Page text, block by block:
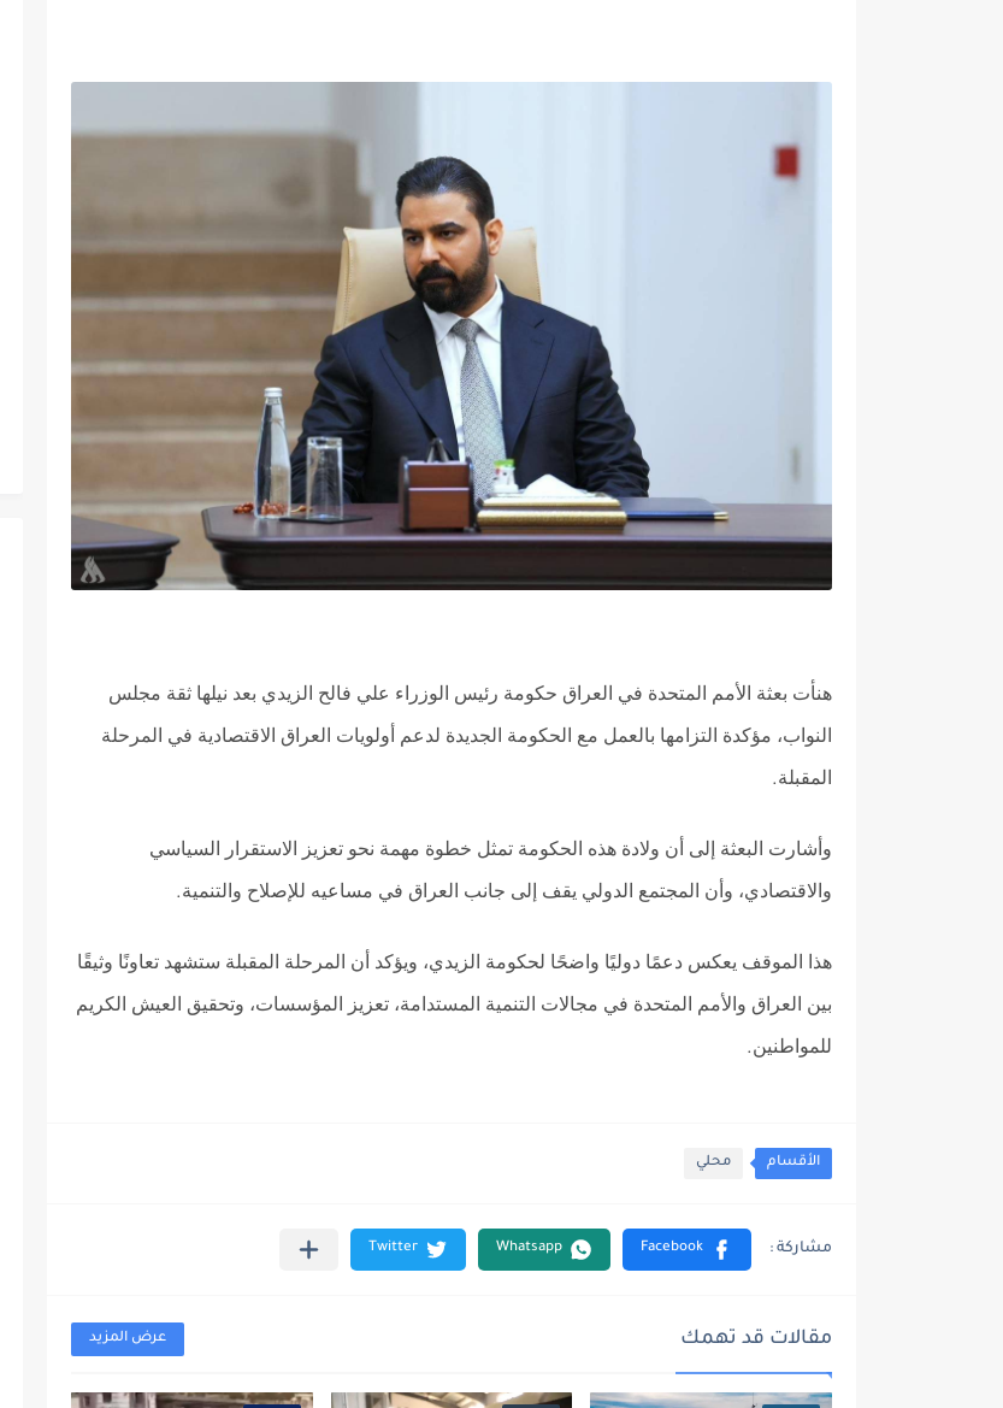
هنأت بعثة الأمم المتحدة في العراق حكومة رئيس الوزراء علي فالح الزيدي بعد نيلها ثقة مجلس
النواب، مؤكدة التزامها بالعمل مع الحكومة الجديدة لدعم أولويات العراق الاقتصادية في المرحلة
المقبلة.
وأشارت البعثة إلى أن ولادة هذه الحكومة تمثل خطوة مهمة نحو تعزيز الاستقرار السياسي
والاقتصادي، وأن المجتمع الدولي يقف إلى جانب العراق في مساعيه للإصلاح والتنمية.
هذا الموقف يعكس دعمًا دوليًا واضحًا لحكومة الزيدي، ويؤكد أن المرحلة المقبلة ستشهد تعاونًا وثيقًا
بين العراق والأمم المتحدة في مجالات التنمية المستدامة، تعزيز المؤسسات، وتحقيق العيش الكريم
للمواطنين.
الأقسام محلي
مقالات قد تهمك عرض المزيد